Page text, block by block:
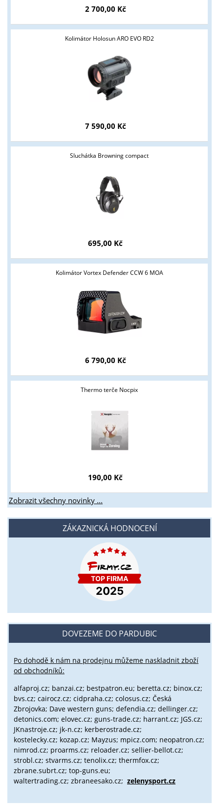
2 700,00 Kč
Kolimátor Holosun ARO EVO RD2
7 590,00 Kč
Sluchátka Browning compact
695,00 Kč
Kolimátor Vortex Defender CCW 6 MOA
6 790,00 Kč
Thermo terče Nocpix
190,00 Kč
Zobrazit všechny novinky ...
ZÁKAZNICKÁ HODNOCENÍ
DOVEZEME DO PARDUBIC
Po dohodě k nám na prodejnu můžeme naskladnit zboží
od obchodníků:
alfaproj.cz; banzai.cz; bestpatron.eu; beretta.cz; binox.cz;
bvs.cz; cairocz.cz; cidpraha.cz; colosus.cz; Česká
Zbrojovka; Dave western guns; defendia.cz; dellinger.cz;
detonics.com; elovec.cz; guns-trade.cz; harrant.cz; JGS.cz;
JKnastroje.cz; jk-n.cz; kerberostrade.cz;
kostelecky.cz; kozap.cz; Mayzus; mpicz.com; neopatron.cz;
nimrod.cz; proarms.cz; reloader.cz; sellier-bellot.cz;
strobl.cz; stvarms.cz; tenolix.cz; thermfox.cz;
zbrane.subrt.cz; top-guns.eu;
waltertrading.cz; zbraneesako.cz; zelenysport.cz
Tyto stránky jsou určeny pouze odborné veřejnosti od 18 let a
podnikatelům v oblasti zbraně a střelivo. Splňujete tyto
podmínky?